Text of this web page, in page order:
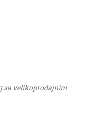
sa velikoprodajnim